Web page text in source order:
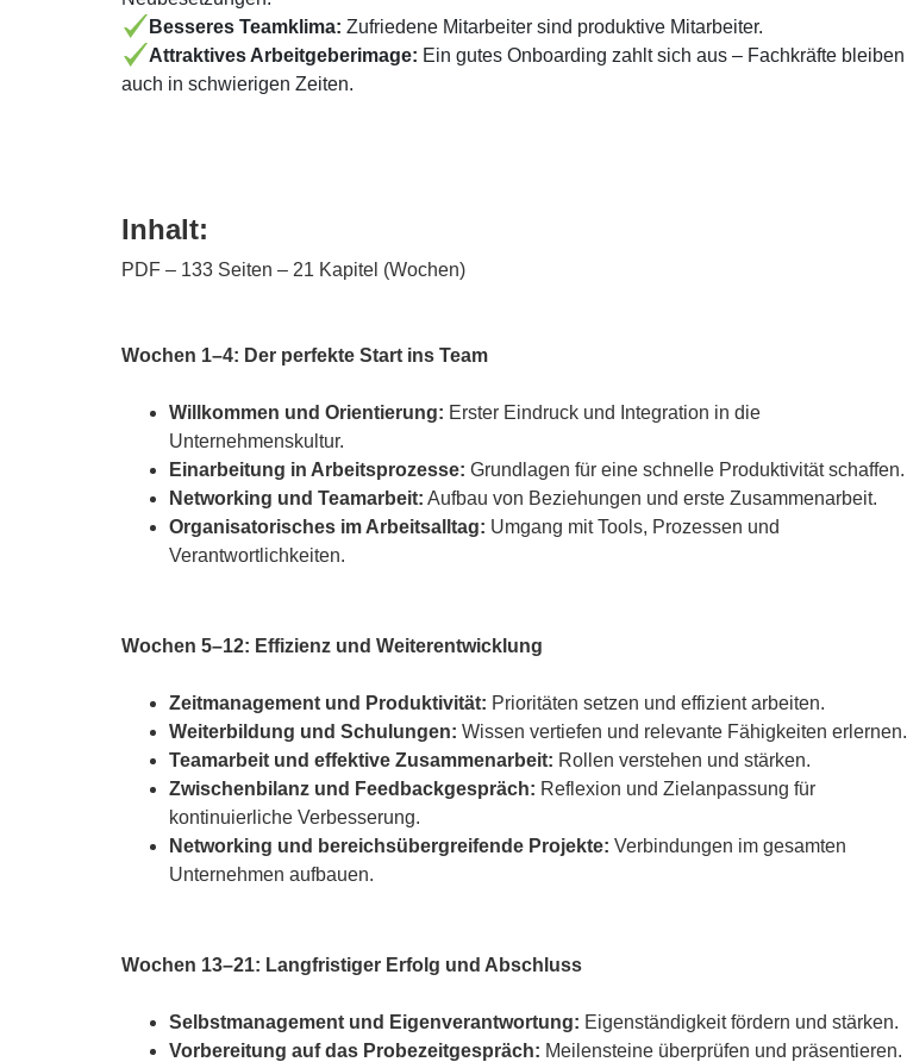
Besseres Teamklima: Zufriedene Mitarbeiter sind produktive Mitarbeiter.
Attraktives Arbeitgeberimage: Ein gutes Onboarding zahlt sich aus – Fachkräfte bleiben
auch in schwierigen Zeiten.
Inhalt:
PDF – 133 Seiten – 21 Kapitel (Wochen)
Wochen 1–4: Der perfekte Start ins Team
Willkommen und Orientierung: Erster Eindruck und Integration in die
Unternehmenskultur.
Einarbeitung in Arbeitsprozesse: Grundlagen für eine schnelle Produktivität schaffen.
Networking und Teamarbeit: Aufbau von Beziehungen und erste Zusammenarbeit.
Organisatorisches im Arbeitsalltag: Umgang mit Tools, Prozessen und
Verantwortlichkeiten.
Wochen 5–12: Effizienz und Weiterentwicklung
Zeitmanagement und Produktivität: Prioritäten setzen und effizient arbeiten.
Weiterbildung und Schulungen: Wissen vertiefen und relevante Fähigkeiten erlernen.
Teamarbeit und effektive Zusammenarbeit: Rollen verstehen und stärken.
Zwischenbilanz und Feedbackgespräch: Reflexion und Zielanpassung für
kontinuierliche Verbesserung.
Networking und bereichsübergreifende Projekte: Verbindungen im gesamten
Unternehmen aufbauen.
Wochen 13–21: Langfristiger Erfolg und Abschluss
Selbstmanagement und Eigenverantwortung: Eigenständigkeit fördern und stärken.
Vorbereitung auf das Probezeitgespräch: Meilensteine überprüfen und präsentieren.